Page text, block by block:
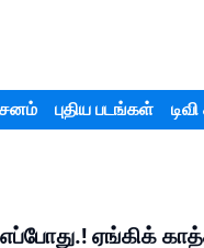
புதிய படங்கள்
ஏங்கிக்